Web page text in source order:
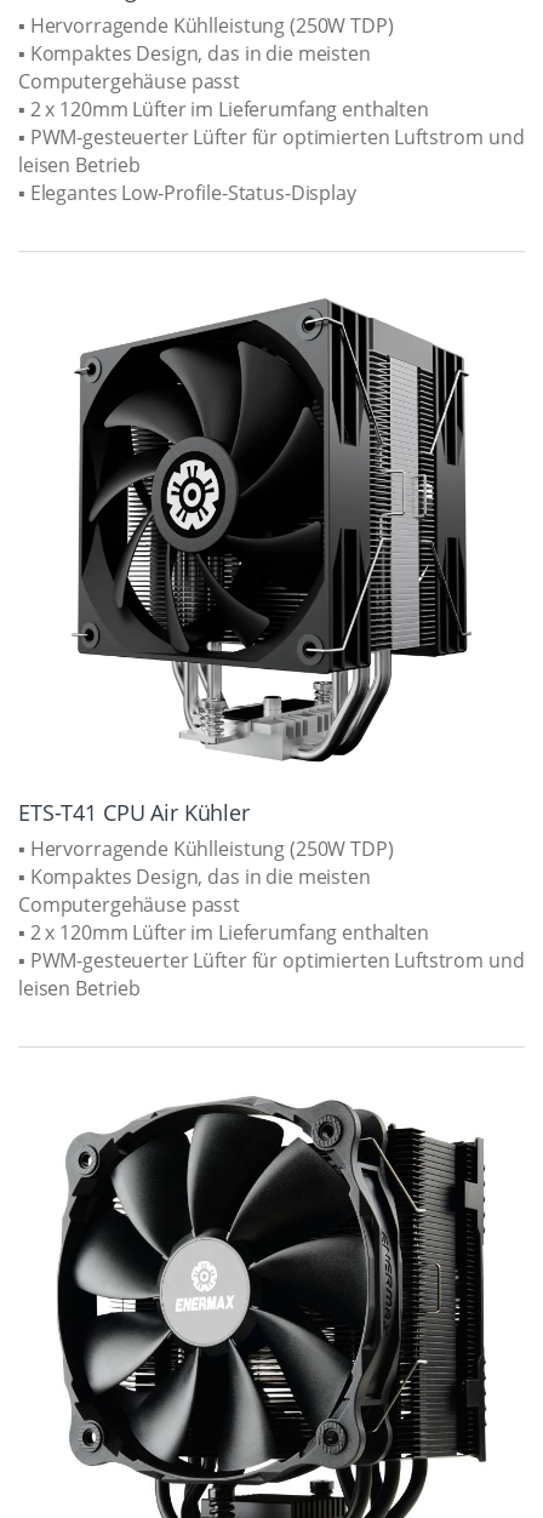
▪ Hervorragende Kühlleistung (250W TDP)
▪ Kompaktes Design, das in die meisten
Computergehäuse passt
▪ 2 x 120mm Lüfter im Lieferumfang enthalten
▪ PWM-gesteuerter Lüfter für optimierten Luftstrom und
leisen Betrieb
▪ Elegantes Low-Profile-Status-Display
ETS-T41 CPU Air Kühler
▪ Hervorragende Kühlleistung (250W TDP)
▪ Kompaktes Design, das in die meisten
Computergehäuse passt
▪ 2 x 120mm Lüfter im Lieferumfang enthalten
▪ PWM-gesteuerter Lüfter für optimierten Luftstrom und
leisen Betrieb